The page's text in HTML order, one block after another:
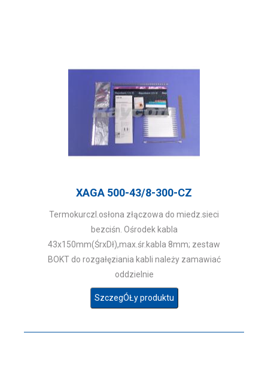
XAGA 500-43/8-300-CZ
Termokurczl.osłona złączowa do miedz.sieci
bezciśn. Ośrodek kabla
43x150mm(ŚrxDł),max.śr.kabla 8mm; zestaw
BOKT do rozgałęziania kabli należy zamawiać
oddzielnie
SzczegÓŁy produktu